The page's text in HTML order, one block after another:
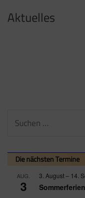
Aktuelles
nach:
Die nächsten Termine
AUG.
3
3. August– 14.
Sommerferien